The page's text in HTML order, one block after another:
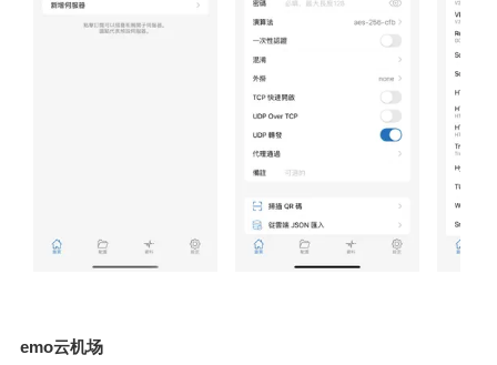
emo云机场